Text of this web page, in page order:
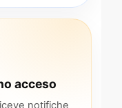
acceso
notifiche